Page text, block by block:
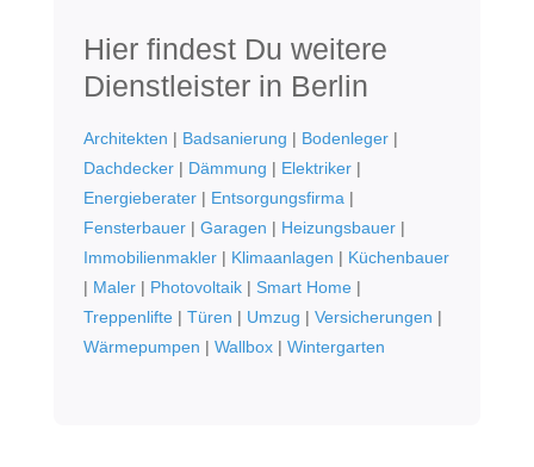
Hier findest Du weitere
Dienstleister in Berlin
Architekten | Badsanierung | Bodenleger|
Dachdecker| Dämmung | Elektriker|
Energieberater| Entsorgungsfirma|
Fensterbauer| Garagen | Heizungsbauer|
Immobilienmakler| Klimaanlagen | Küchenbauer
| Maler| Photovoltaik| Smart Home|
Treppenlifte| Türen | Umzug | Versicherungen |
Wärmepumpen | Wallbox| Wintergarten